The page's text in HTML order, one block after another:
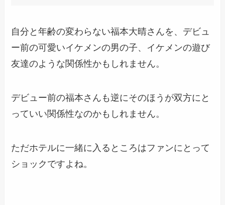
自分と年齢の変わらない福本大晴さんを、デビュ
ー前の可愛いイケメンの男の子、イケメンの遊び
友達のような関係性かもしれません。
デビュー前の福本さんも逆にそのほうが双方にと
っていい関係性なのかもしれません。
ただホテルに一緒に入るところはファンにとって
ショックですよね。